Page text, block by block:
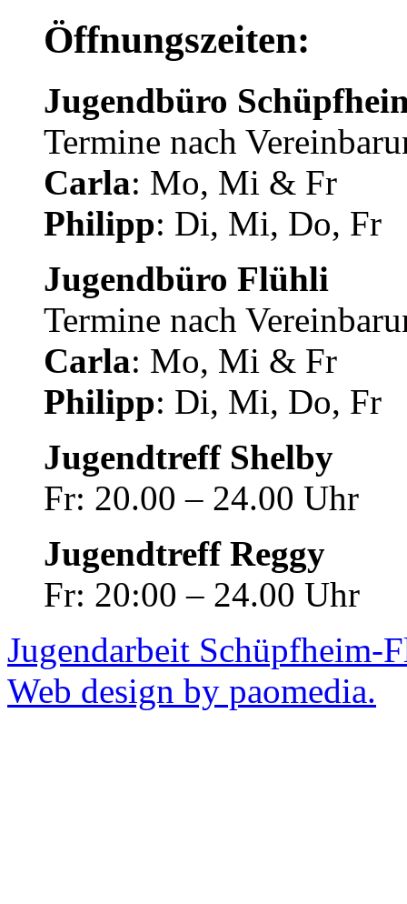
Öffnungszeiten:
Jugendbüro
Termine nach
Carla: Mo, Mi & Fr
Philipp: Di, Mi, Do, Fr
Jugendbüro Flühli
Termine nach
Carla: Mo, Mi & Fr
Philipp: Di, Mi, Do, Fr
Jugendtreff Shelby
Fr: 20.00 – 24.00 Uhr
Jugendtreff Reggy
Fr: 20:00 – 24.00 Uhr
Jugendarbeit Schüpfheim-
Web design by paomedia.